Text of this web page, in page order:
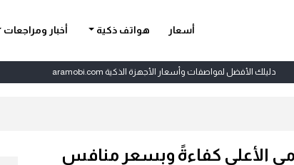
أسعار هواتف ذكية أخبار ومراجعات
دليلك الأفضل لمواصفات وأسعار الأجهزة الذكية aramobi.com